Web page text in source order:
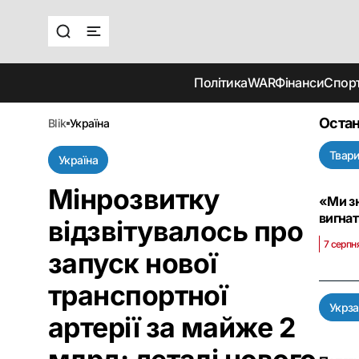
ПолітикаWARФінанси
blik україна
Україна
Мінрозвитку
відзвітувалось про
запуск нової
транспортної
артерії за майже 2
«Ми
7